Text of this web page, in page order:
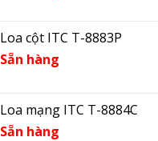
Loa cột ITC T-8883P
Sẵn hàng
Loa mạng ITC T-8884C
Sẵn hàng